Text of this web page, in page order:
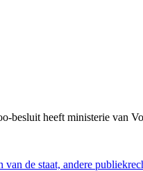
besluit heeft ministerie van
de staat, andere